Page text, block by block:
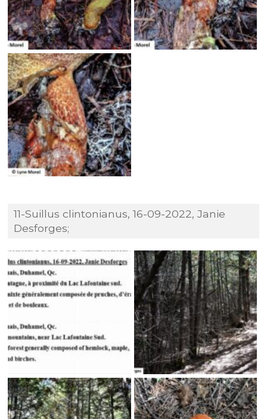
11-Suillus clintonianus, 16-09-2022, Janie
Desforges;